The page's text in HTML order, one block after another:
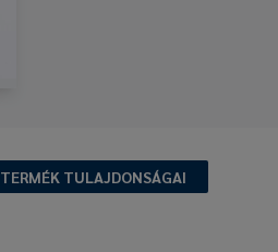
TERMÉK TULAJDONSÁGAI